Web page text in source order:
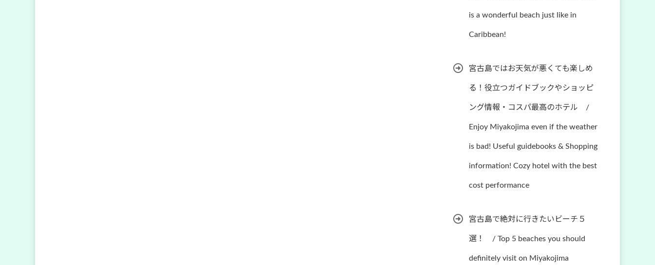
is a wonderful beach just like in
Caribbean!
宮古島ではお天気が悪くても楽しめ
る！役立つガイドブックやショッピ
ング情報・コスパ最高のホテル /
Enjoy Miyakojima even if the weather
is bad! Useful guidebooks & Shopping
information! Cozy hotel with the best
cost performance
宮古島で絶対に行きたいビーチ５
選！ / Top 5 beaches you should
definitely visit on Miyakojima